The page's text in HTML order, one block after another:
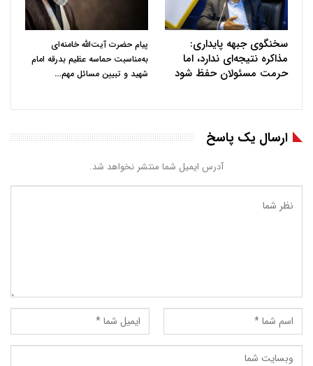
سخنگوی جبهه پایداری:
مذاکره نتیجه‌ای ندارد، اما
حرمت مسئولان حفظ شود
پیام حضرت آیت‌الله خامنه‌ای
به‌مناسبت حماسه عظیم بدرقه امام
شهید و تبیین مسائل مهم…
ارسال یک پاسخ
آدرس ایمیل شما منتشر نخواهد شد.